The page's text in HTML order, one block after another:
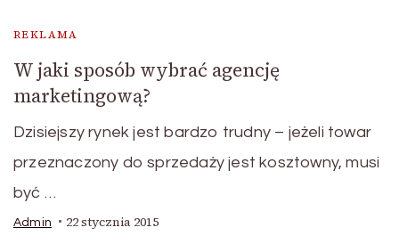
REKLAMA
W jaki sposób wybrać agencję
marketingową?
Dzisiejszy rynek jest bardzo trudny – jeżeli towar
przeznaczony do sprzedaży jest kosztowny, musi
być …
Admin 22 stycznia 2015